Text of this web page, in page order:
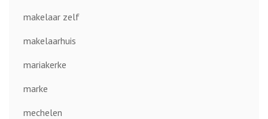
makelaar zelf
makelaarhuis
mariakerke
marke
mechelen